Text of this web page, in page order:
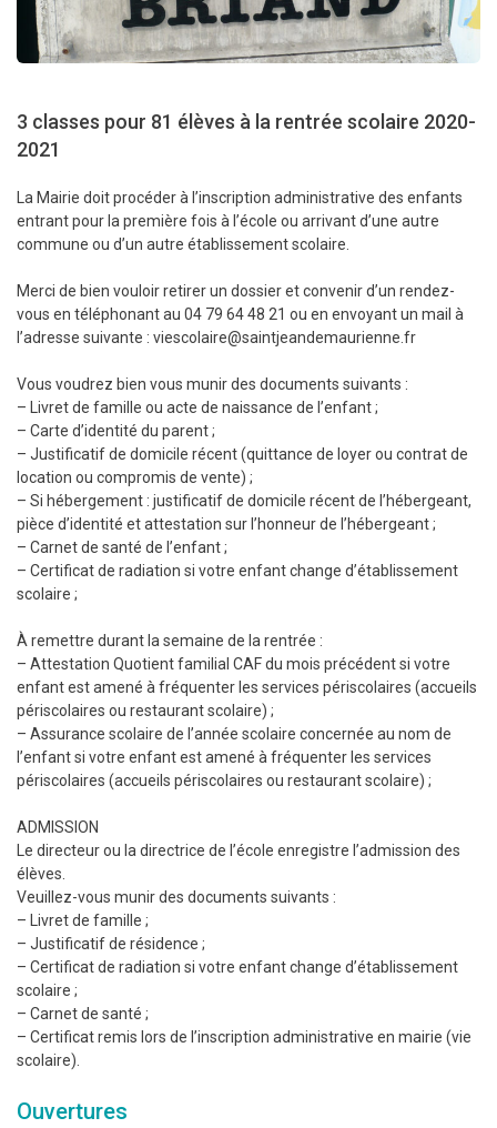
3 classes pour 81 élèves à la rentrée scolaire 2020-
2021
La Mairie doit procéder à l’inscription administrative des enfants
entrant pour la première fois à l’école ou arrivant d’une autre
commune ou d’un autre établissement scolaire.
Merci de bien vouloir retirer un dossier et convenir d’un rendez-
vous en téléphonant au 04 79 64 48 21 ou en envoyant un mail à
l’adresse suivante : viescolaire@saintjeandemaurienne.fr
Vous voudrez bien vous munir des documents suivants :
– Livret de famille ou acte de naissance de l’enfant ;
– Carte d’identité du parent ;
– Justificatif de domicile récent (quittance de loyer ou contrat de
location ou compromis de vente) ;
– Si hébergement : justificatif de domicile récent de l’hébergeant,
pièce d’identité et attestation sur l’honneur de l’hébergeant ;
– Carnet de santé de l’enfant ;
– Certificat de radiation si votre enfant change d’établissement
scolaire ;
À remettre durant la semaine de la rentrée :
– Attestation Quotient familial CAF du mois précédent si votre
enfant est amené à fréquenter les services périscolaires (accueils
périscolaires ou restaurant scolaire) ;
– Assurance scolaire de l’année scolaire concernée au nom de
l’enfant si votre enfant est amené à fréquenter les services
périscolaires (accueils périscolaires ou restaurant scolaire) ;
ADMISSION
Le directeur ou la directrice de l’école enregistre l’admission des
élèves.
Veuillez-vous munir des documents suivants :
– Livret de famille ;
– Justificatif de résidence ;
– Certificat de radiation si votre enfant change d’établissement
scolaire ;
– Carnet de santé ;
– Certificat remis lors de l’inscription administrative en mairie (vie
scolaire).
Ouvertures